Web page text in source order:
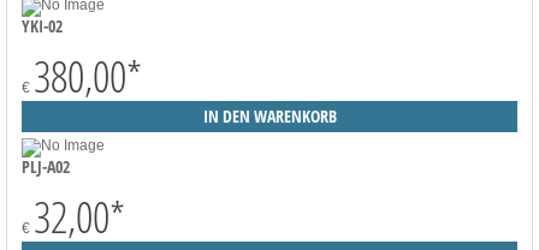
YKI-02
€ 380,00*
PLJ-A02
€ 32,00*